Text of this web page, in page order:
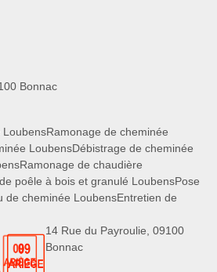
Bonnac
LoubensRamonage de cheminée
LoubensDébistrage de cheminée
Ramonage de chaudière
poêle à bois et granulé LoubensPose
de cheminée LoubensEntretien de
14 Rue du Payroulie, 09100
Bonnac